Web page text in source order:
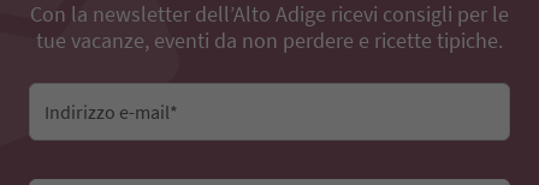
Con la newsletter dell’Alto Adige ricevi consigli per le
tue vacanze, eventi da non perdere e ricette tipiche.
Indirizzo e-mail*